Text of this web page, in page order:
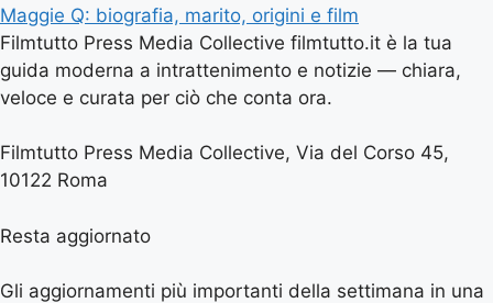
Maggie Q: biografia, marito, origini e film
Filmtutto Press Media Collective filmtutto.it è la tua
guida moderna a intrattenimento e notizie — chiara,
veloce e curata per ciò che conta ora.
Filmtutto Press Media Collective, Via del Corso 45,
10122 Roma
Resta aggiornato
Gli aggiornamenti più importanti della settimana in una